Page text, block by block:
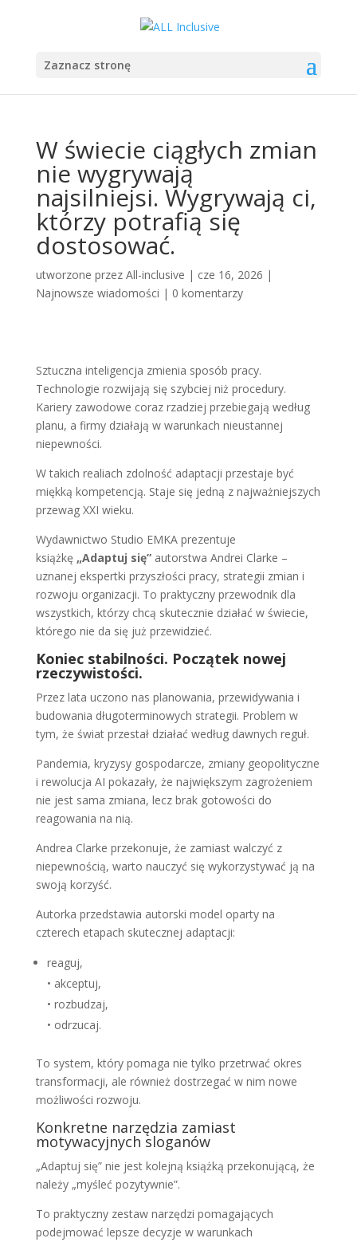
Zaznacz stronę
W świecie ciągłych zmian
nie wygrywają
najsilniejsi. Wygrywają ci,
którzy potrafią się
dostosować.
utworzone przez All-inclusive | cze 16, 2026 |
Najnowsze wiadomości | 0 komentarzy
Sztuczna inteligencja zmienia sposób pracy.
Technologie rozwijają się szybciej niż procedury.
Kariery zawodowe coraz rzadziej przebiegają według
planu, a firmy działają w warunkach nieustannej
niepewności.
W takich realiach zdolność adaptacji przestaje być
miękką kompetencją. Staje się jedną z najważniejszych
przewag XXI wieku.
Wydawnictwo Studio EMKA prezentuje
książkę „Adaptuj się”autorstwa Andrei Clarke –
uznanej ekspertki przyszłości pracy, strategii zmian i
rozwoju organizacji. To praktyczny przewodnik dla
wszystkich, którzy chcą skutecznie działać w świecie,
którego nie da się już przewidzieć.
Koniec stabilności. Początek nowej
rzeczywistości.
Przez lata uczono nas planowania, przewidywania i
budowania długoterminowych strategii. Problem w
tym, że świat przestał działać według dawnych reguł.
Pandemia, kryzysy gospodarcze, zmiany geopolityczne
i rewolucja AI pokazały, że największym zagrożeniem
nie jest sama zmiana, lecz brak gotowości do
reagowania na nią.
Andrea Clarke przekonuje, że zamiast walczyć z
niepewnością, warto nauczyć się wykorzystywać ją na
swoją korzyść.
Autorka przedstawia autorski model oparty na
czterech etapach skutecznej adaptacji:
reaguj,
• akceptuj,
• rozbudzaj,
• odrzucaj.
To system, który pomaga nie tylko przetrwać okres
transformacji, ale również dostrzegać w nim nowe
możliwości rozwoju.
Konkretne narzędzia zamiast
motywacyjnych sloganów
„Adaptuj się” nie jest kolejną książką przekonującą, że
należy „myśleć pozytywnie”.
To praktyczny zestaw narzędzi pomagających
podejmować lepsze decyzje w warunkach